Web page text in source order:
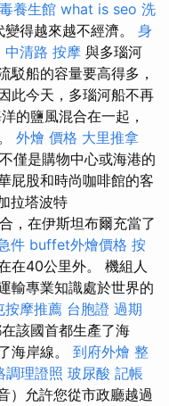
養生館 what is seo 洗
得越來越不經濟。 身
中清路 按摩 與多瑙河
駁船的容量要高得多，
此今天，多瑙河船不再
的鹽風混合在一起，
外燴 價格 大里推拿
僅是購物中心或海港的
屁股和時尚咖啡館的客
拉塔波特
，在伊斯坦布爾充當了
件 buffet外燴價格 按
在40公里外。 機組人
輸專業知識處於世界的
按摩推薦 台胞證 過期
該國首都生產了海
海岸線。 到府外燴 整
調理證照 玻尿酸 記帳
）允許您從市政廳越過